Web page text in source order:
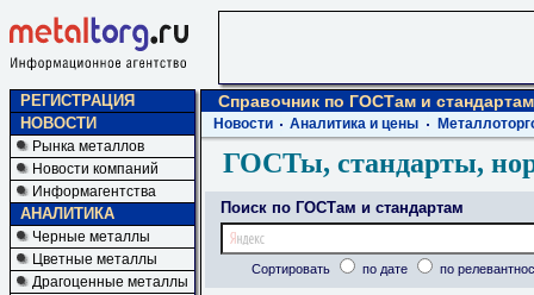
РЕГИСТРАЦИЯ
НОВОСТИ
Рынка металлов
Новости компаний
Информагентства
АНАЛИТИКА
Черные металлы
Цветные металлы
Драгоценные металлы
Справочник по ГОСТам и стандартам
Новости Аналитика и цены
ГОСТы, стандарты,
Поиск по ГОСТам и стандартам
Сортировать по дате по